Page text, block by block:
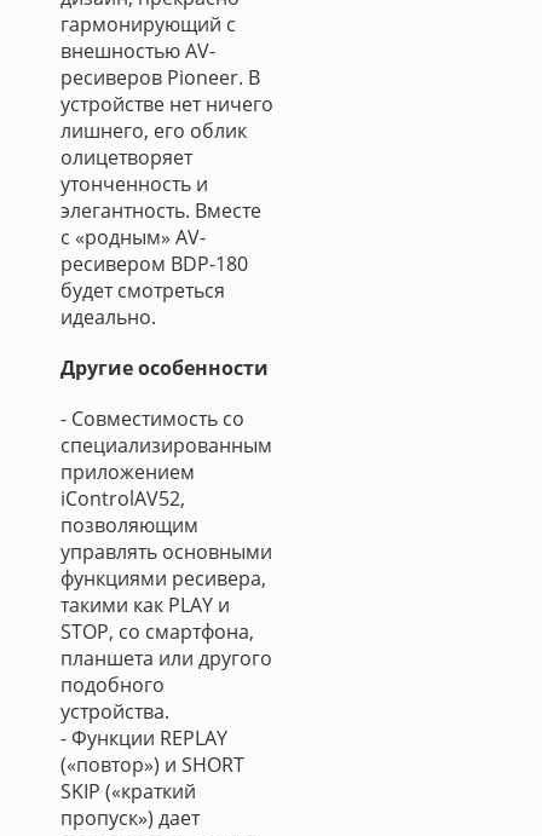
гармонирующий с
внешностью AV-
ресиверов Pioneer. В
устройстве нет ничего
лишнего, его облик
олицетворяет
утонченность и
элегантность. Вместе
с «родным» AV-
ресивером BDP-180
будет смотреться
идеально.
Другие особенности
- Совместимость со
специализированным
приложением
iControlAV52,
позволяющим
управлять основными
функциями ресивера,
такими как PLAY и
STOP, со смартфона,
планшета или другого
подобного
устройства.
- Функции REPLAY
(«повтор») и SHORT
SKIP («краткий
пропуск») дает